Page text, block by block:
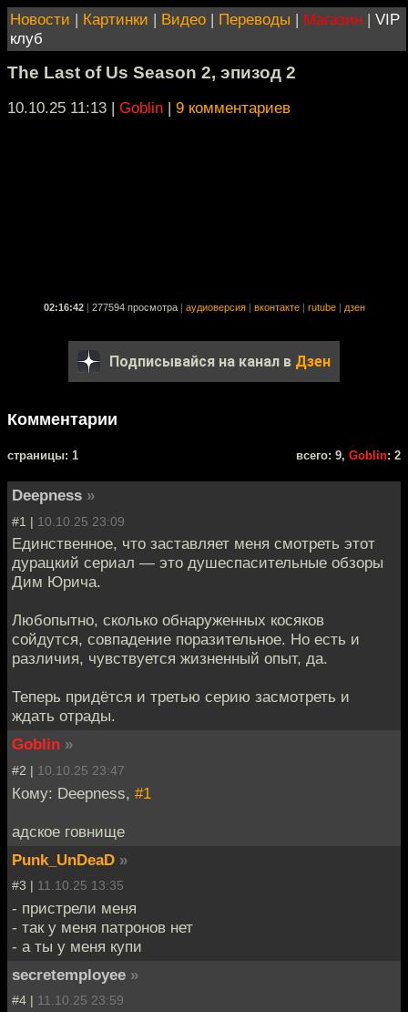
Новости | Картинки | Видео | Переводы | Магазин | VIP
клуб
The Last of Us Season 2, эпизод 2
10.10.25 11:13 | Goblin | 9 комментариев
02:16:42 277594 просмотра аудиоверсия вконтакте rutube дзен
Подписывайся на канал в Дзен
Комментарии
cтраницы: 1 всего: 9, Goblin: 2
Deepness »
#1 | 10.10.25 23:09
Единственное, что заставляет меня смотреть этот
дурацкий сериал — это душеспасительные обзоры
Дим Юрича.
Любопытно, сколько обнаруженных косяков
сойдутся, совпадение поразительное. Но есть и
различия, чувствуется жизненный опыт, да.
Теперь придëтся и третью серию засмотреть и
ждать отрады.
Goblin »
#2 | 10.10.25 23:47
Кому: Deepness, #1
адское говнище
Punk_UnDeaD »
#3 | 11.10.25 13:35
- пристрели меня
- так у меня патронов нет
- а ты у меня купи
secretemployee »
#4 | 11.10.25 23:59